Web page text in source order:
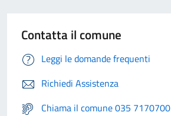
Contatta il comune
Leggi le domande frequenti
Richiedi Assistenza
Chiama il comune 035 7170700